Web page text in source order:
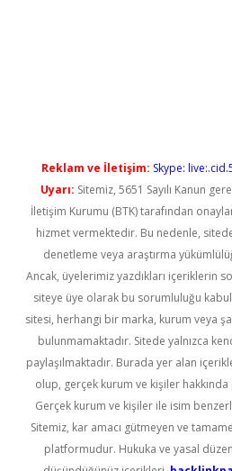
Reklam ve İletişim: Skype:
Uyarı: Sitemiz, 5651 Sayılı Kanun
İletişim Kurumu (BTK) tarafından
hizmet vermektedir. Bu nedenle,
denetleme veya araştırma
Ancak, üyelerimiz yazdıkları içeriklerin
siteye üye olarak bu sorumluluğu
sitesi, herhangi bir marka, kurum veya
bulunmamaktadır. Sitede yalnızca
paylaşılmaktadır. Burada yer alan
olup, gerçek kurum ve kişiler hakkında
Gerçek kurum ve kişiler ile isim
Sitemiz, kar amacı gütmeyen ve
platformudur. Hukuka ve yasal